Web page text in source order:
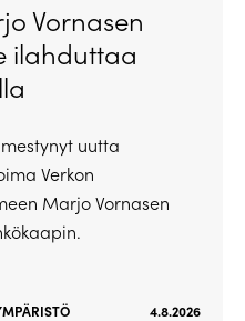
Vornasen
ilahduttaa
uutta
Verkon
Marjo Vornasen
4.8.2026